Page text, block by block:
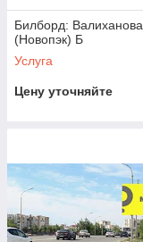
Билборд: Валиханова
(Новопэк) Б
Услуга
Цену уточняйте